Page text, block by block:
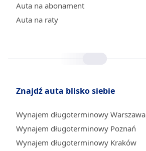
Auta na abonament
Auta na raty
Znajdź auta blisko siebie
Wynajem długoterminowy Warszawa
Wynajem długoterminowy Poznań
Wynajem długoterminowy Kraków